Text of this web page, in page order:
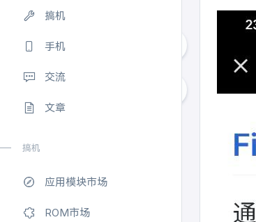
搞机
手机
交流
文章
搞机
应用模块市场
ROM市场